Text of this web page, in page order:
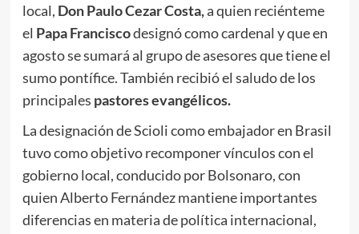
local, Don Paulo Cezar Costa,a quien reciénteme
el Papa Franciscodesignó como cardenal y que en
agosto se sumará al grupo de asesores que tiene el
sumo pontífice. También recibió el saludo de los
principales pastores evangélicos.
La designación de Scioli como embajador en Brasil
tuvo como objetivo recomponer vínculos con el
gobierno local, conducido por Bolsonaro, con
quien Alberto Fernández mantiene importantes
diferencias en materia de política internacional,